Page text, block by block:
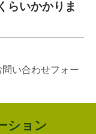
らいかかりま
問い合わせフォー
ション